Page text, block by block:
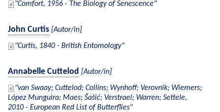
Comfort, 1956 - The Biology of Senescence
John Curtis [Autor/in]
Curtis, 1840 - British Entomology
Annabelle Cuttelod [Autor/in]
van Swaay; Cuttelod; Collins; Wynhoff; Verovnik; Wiemers;
López Munguira; Maes; Šašić; Verstrael; Warren; Settele,
2010 - European Red List of Butterflies